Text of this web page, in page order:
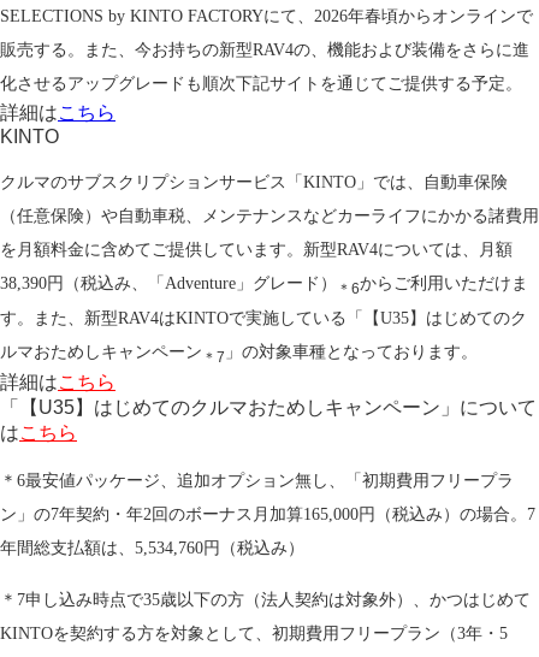
SELECTIONS by KINTO FACTORYにて、2026年春頃からオンラインで
販売する。また、今お持ちの新型RAV4の、機能および装備をさらに進
化させるアップグレードも順次下記サイトを通じてご提供する予定。
詳細はこちら
KINTO
クルマのサブスクリプションサービス「KINTO」では、自動車保険
（任意保険）や自動車税、メンテナンスなどカーライフにかかる諸費用
を月額料金に含めてご提供しています。新型RAV4については、月額
38,390円（税込み、「Adventure」グレード）
＊6からご利用いただけま
す。また、新型RAV4はKINTOで実施している「【U35】はじめてのク
ルマおためしキャンペーン ＊7 」の対象車種となっております。
詳細はこちら
「【U35】はじめてのクルマおためしキャンペーン」について
はこちら
＊6最安値パッケージ、追加オプション無し、「初期費用フリープラ
ン」の7年契約・年2回のボーナス月加算165,000円（税込み）の場合。7
年間総支払額は、5,534,760円（税込み）
＊7申し込み時点で35歳以下の方（法人契約は対象外）、かつはじめて
KINTOを契約する方を対象として、初期費用フリープラン（3年・5